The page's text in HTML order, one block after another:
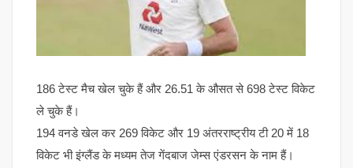
186 टेस्ट मैच खेल चुके हैं और 26.51 के औसत से 698 टेस्ट विकेट
ले चुके हैं।
194 वनडे खेल कर 269 विकेट और 19 अंतरराष्ट्रीय टी 20 में 18
विकेट भी इंग्लैंड के मध्यम तेज गेंदबाज जेम्स एंडरसन के नाम हैं।